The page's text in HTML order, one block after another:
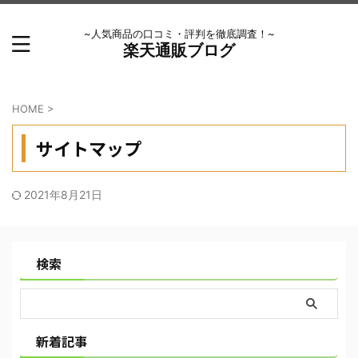
~人気商品の口コミ・評判を徹底調査！~
楽天通販ブログ
HOME >
サイトマップ
2021年8月21日
検索
新着記事